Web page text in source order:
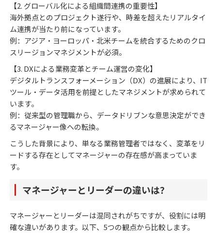
【2. グローバル化による組織間連携の重要性】
海外拠点とのプロジェクト遂行や、時差を超えたリアルタイ
ム連携が当たり前になっています。
例：アジア・ヨーロッパ・北米チームを統合するためのクロ
スリージョンマネジメントが必須。
【3. DXによる業務変革とチーム運営の変化】
デジタルトランスフォーメーション（DX）の進展により、IT
ツール・データ活用を前提としたマネジメントが求められて
います。
例：従来型の管理職から、データドリブンな意思決定ができ
るマネージャー像への転換。
こうした背景により、単なる業務管理者ではなく、変革をリ
ードする存在としてマネージャーの存在感が高まっていま
す。
マネージャーとリーダーの違いは？
マネージャーとリーダーは混同されがちですが、役割には明
確な違いがあります。以下、5つの観点から比較します。